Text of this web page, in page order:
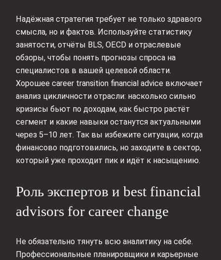
Надёжная стратегия требует не только здравого
смысла, но и фактов. Используйте статистику
занятости, отчёты BLS, OECD и отраслевые
обзоры, чтобы понять прогнозы спроса на
специалистов в вашей целевой области.
Хорошее career transition financial advice включает
анализ цикличности отрасли: насколько сильно
кризисы бьют по доходам, как быстро растёт
сегмент и какие навыки останутся актуальными
через 5–10 лет. Так вы избежите ситуации, когда
финансово подготовились, но заходите в сектор,
который уже проходит пик и идёт к насыщению.
Роль экспертов и best financial
advisors for career change
Не обязательно тянуть всю аналитику на себе.
Профессиональные планировщики и карьерные